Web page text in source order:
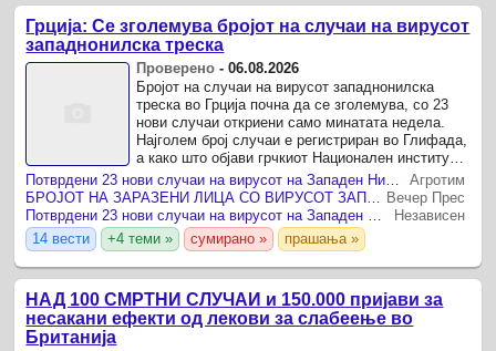
Грција: Се зголемува бројот на случаи на вирусот
западнонилска треска
Проверено -06.08.2026
Бројот на случаи на вирусот западнонилска
треска во Грција почна да се зголемува, со 23
нови случаи откриени само минатата недела.
Најголем број случаи е регистриран во Глифада,
а како што објави грчкиот Национален институт
за јавно здравје (ЕОДИ), до 5 август се
регистрирани ...
Потврдени 23 нови случаи на вирусот на Западен Нил во Грција
Агротим
БРОЈОТ НА ЗАРАЗЕНИ ЛИЦА СО ВИРУСОТ ЗАПАДЕН НИЛ РАСТЕ: Драматична е ситуацијата во Грција Вечер Прес
Потврдени 23 нови случаи на вирусот на Западен Нил во Грција
Независен
14 вести
+4 теми » сумирано » прашања »
НАД 100 СМРТНИ СЛУЧАИ и 150.000 пријави за
несакани ефекти од лекови за слабеење во
Британија